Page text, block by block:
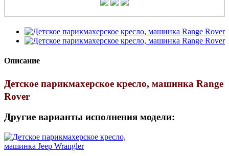
Описание
Детское парикмахерское кресло, машинка Range
Rover
Другие варианты исполнения модели: